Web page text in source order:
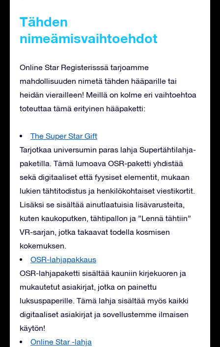
Tähden
nimeämisvaihtoehdot
Online Star Registerisssä tarjoamme
mahdollisuuden nimetä tähden hääparille tai
heidän vierailleen! Meillä on kolme eri vaihtoehtoa
toteuttaa tämä erityinen hääpaketti:
The Super Star Gift
Tarjotkaa universumin paras lahja Supertähtilahja-
paketilla. Tämä lumoava OSR-paketti yhdistää
sekä digitaaliset että fyysiset elementit, mukaan
lukien tähtitodistus ja henkilökohtaiset viestikortit.
Lisäksi se sisältää ainutlaatuisia lisävarusteita,
kuten kaukoputken, tähtipallon ja ”Lennä tähtiin”
VR-sarjan, jotka takaavat todella kosmisen
kokemuksen.
OSR-lahjapakkaus
OSR-lahjapaketti sisältää kauniin kirjekuoren ja
mukautetut asiakirjat, jotka on painettu
luksuspaperille. Tämä lahja sisältää myös kaikki
digitaaliset asiakirjat ja sovellustemme ilmaisen
käytön!
Online Star -lahja